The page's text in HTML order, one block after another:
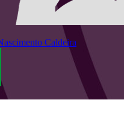
Caldeira